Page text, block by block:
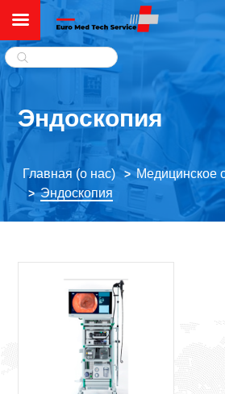
Эндоскопия
Главная (о нас) > Медицинское
> Эндоскопия